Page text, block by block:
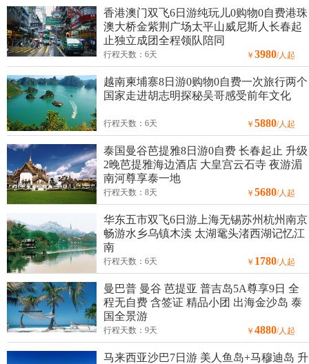
香港澳门双飞6日游纯玩儿0购物0自费港珠
澳大桥金紫荆广场太平山威尼斯人长春起
止独立成团全程领队陪同
行程天数：6天 ￥ 3980/人起
越南柬埔寨8日游0购物0自费一次旅行两个
国家走进胡志明探秘吴哥感受前年文化
行程天数：6天 ￥ 5880/人起
泰国曼谷芭提雅8日游0自费 长春起止 升级
2晚芭提雅海边酒店 大皇宫云石寺 夜游湄
南河尊享泰一地
行程天数：8天 ￥ 5680/人起
华东五市双飞6日游上海无锡苏州杭州南京
畅游水乡乌镇木渎 太湖鼋头渚西湖记忆江
南
行程天数：6天 ￥ 1780/人起
曼巴普 曼谷 芭提亚 普吉岛5A尊享9日 全
程无自费 含签证 精品小团 出海金沙岛 泰
国全景游
行程天数：9天 ￥ 4880/人起
马来西亚沙巴7日游 美人鱼岛+马穆迪岛 升